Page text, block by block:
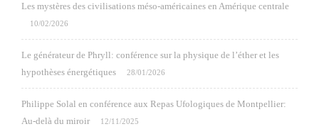
Les mystères des civilisations méso-américaines en Amérique centrale
10/02/2026
Le générateur de Phryll: conférence sur la physique de l’éther et les
hypothèses énergétiques
28/01/2026
Philippe Solal en conférence aux Repas Ufologiques de Montpellier:
Au-delà du miroir
12/11/2025